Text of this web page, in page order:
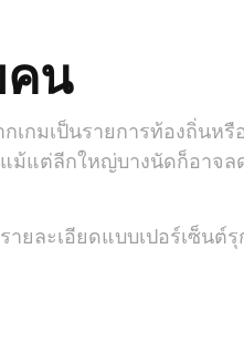
น
กมเป็นรายการท้องถิ่นห
ม้แต่ลีกใหญ่บางนัดก็อาจล
ละเอียดแบบเปอร์เซ็นต์